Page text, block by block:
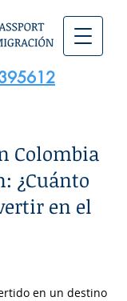
Colombia
¿Cuánto
en el
en un destino